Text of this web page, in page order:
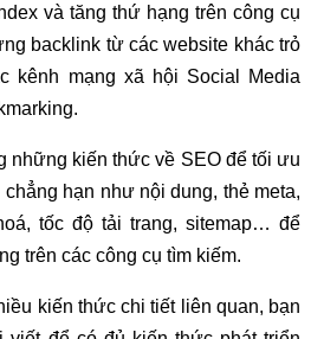
và tăng thứ hạng trên công cụ
backlink từ các website khác trỏ
kênh mạng xã hội Social Media
những kiến thức về SEO để tối ưu
hạn như nội dung, thẻ meta,
tốc độ tải trang, sitemap… để
trên các công cụ tìm kiếm.
kiến thức chi tiết liên quan, bạn